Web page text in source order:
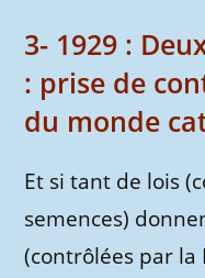
3- 1929 :
: prise de
du monde
Et si tant de lois
semences)
(contrôlées par la